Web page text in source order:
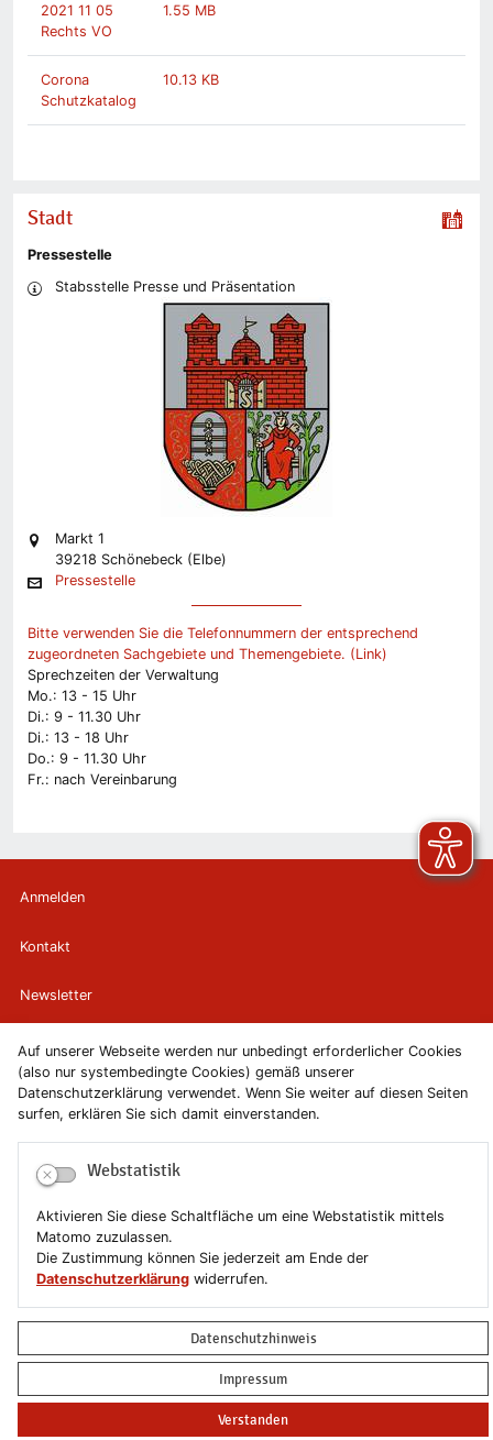
Auf unserer Webseite werden nur unbedingt erforderlicher Cookies
(also nur systembedingte Cookies) gemäß unserer
Datenschutzerklärung verwendet. Wenn Sie weiter auf diesen Seiten
surfen, erklären Sie sich damit einverstanden.
Webstatistik
Aktivieren Sie diese Schaltfläche um eine Webstatistik mittels
Matomo zuzulassen.
Die Zustimmung können Sie jederzeit am Ende der
Datenschutzerklärung widerrufen.
Datenschutzhinweis
Impressum
Verstanden
2021 11 05
Rechts VO
1.55 MB
Corona
Schutzkatalog
10.13 KB
Stadt
Pressestelle
Stabsstelle Presse und Präsentation
Markt 1
39218 Schönebeck (Elbe)
Pressestelle
Bitte verwenden Sie die Telefonnummern der entsprechend
zugeordneten Sachgebiete und Themengebiete. (Link)
Sprechzeiten der Verwaltung
Mo.: 13 - 15 Uhr
Di.: 9 - 11.30 Uhr
Di.: 13 - 18 Uhr
Do.: 9 - 11.30 Uhr
Fr.: nach Vereinbarung
Anmelden
Kontakt
Newsletter
Newsletterabmeldung
Impressum
Datenschutzerklärung
Erklärung zur Barrierefreiheit
Leichte Sprache
Sitemap
Copyright © 2019-2026 Stadt Schönebeck (Elbe)